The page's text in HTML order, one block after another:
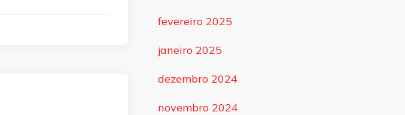
fevereiro 2025
janeiro 2025
dezembro 2024
novembro 2024